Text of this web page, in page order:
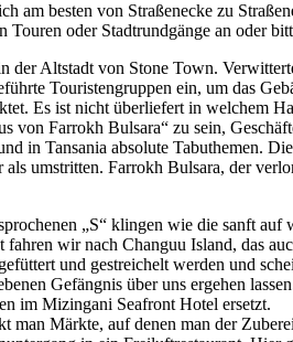
am besten von Straßenecke zu
Touren oder Stadtrundgänge an oder
der Altstadt von Stone Town.
Touristengruppen ein, um das
Es ist nicht überliefert in welchem
von Farrokh Bulsara“ zu sein,
in Tansania absolute Tabuthemen.
umstritten. Farrokh Bulsara, der
„S“ klingen wie die sanft
fahren wir nach Changuu Island, das
und gestreichelt werden und
Gefängnis über uns ergehen
im Mizingani Seafront Hotel ersetzt.
man Märkte, auf denen man der